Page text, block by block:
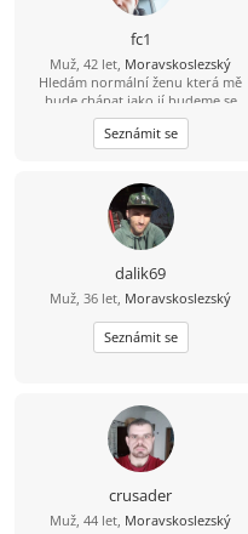
fc1
Muž, 42 let, Moravskoslezský
Hledám normální ženu která mě
bude chápat jako jí budeme se
podporovat navzájem v dobrém i
zlem nesnáším nevěru a která ví co
od života chce
Seznámit se
dalik69
Muž, 36 let, Moravskoslezský
Seznámit se
crusader
Muž, 44 let, Moravskoslezský